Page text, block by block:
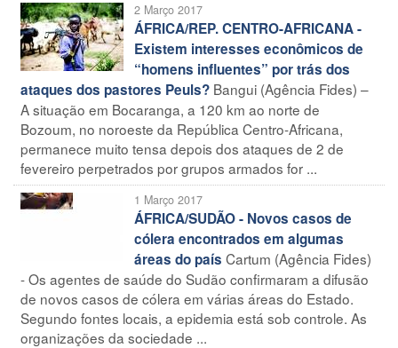
2 Março 2017
ÁFRICA/REP. CENTRO-AFRICANA -
Existem interesses econômicos de
“homens influentes” por trás dos
ataques dos pastores Peuls? Bangui (Agência Fides) –
A situação em Bocaranga, a 120 km ao norte de
Bozoum, no noroeste da República Centro-Africana,
permanece muito tensa depois dos ataques de 2 de
fevereiro perpetrados por grupos armados for ...
1 Março 2017
ÁFRICA/SUDÃO - Novos casos de
cólera encontrados em algumas
áreas do país Cartum (Agência Fides)
- Os agentes de saúde do Sudão confirmaram a difusão
de novos casos de cólera em várias áreas do Estado.
Segundo fontes locais, a epidemia está sob controle. As
organizações da sociedade ...